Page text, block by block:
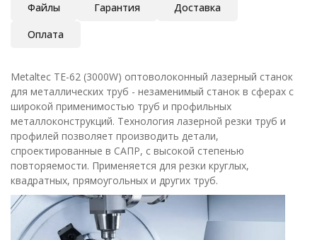
Файлы
Гарантия
Доставка
Оплата
Metaltec TЕ-62 (3000W) оптоволоконный лазерный станок
для металлических труб - незаменимый станок в сферах с
широкой применимостью труб и профильных
металлоконструкций. Технология лазерной резки труб и
профилей позволяет производить детали,
спроектированные в САПР, с высокой степенью
повторяемости. Применяется для резки круглых,
квадратных, прямоугольных и других труб.